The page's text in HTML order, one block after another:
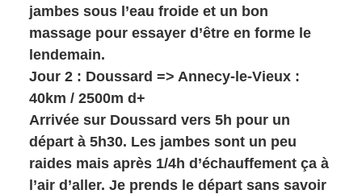
jambes sous l’eau froide et un bon
massage pour essayer d’être en forme le
lendemain.
Jour 2 : Doussard => Annecy-le-Vieux :
40km / 2500m d+
Arrivée sur Doussard vers 5h pour un
départ à 5h30. Les jambes sont un peu
raides mais après 1/4h d’échauffement ça à
l’air d’aller. Je prends le départ sans savoir